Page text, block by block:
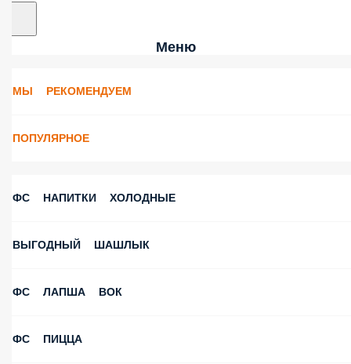
Меню
МЫ РЕКОМЕНДУЕМ
ПОПУЛЯРНОЕ
ФС НАПИТКИ ХОЛОДНЫЕ
ВЫГОДНЫЙ ШАШЛЫК
ФС ЛАПША ВОК
ФС ПИЦЦА